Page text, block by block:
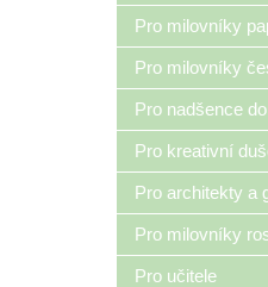
Pro milovníky
Pro milovníky
Pro nadšence
Pro kreativní
Pro architekty a
Pro milovníky
Pro učitele